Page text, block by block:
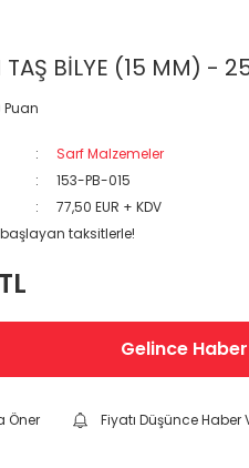
TAŞ BİLYE (15 MM) -
Sarf Malzemeler
153-PB-015
77,50 EUR + KDV
başlayan taksitlerle!
Gelince
Öner Fiyatı Düşünce Haber